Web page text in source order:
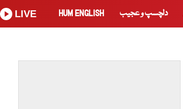
دلچسپ و عجیب HUM ENGLISH
LIVE